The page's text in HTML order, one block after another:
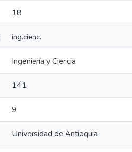
18
ing.cienc.
Ingeniería y Ciencia
141
9
Universidad de Antioquia